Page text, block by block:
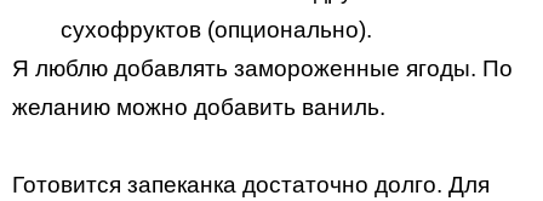
сухофруктов (опционально).
Я люблю добавлять замороженные ягоды. По
желанию можно добавить ваниль.
Готовится запеканка достаточно долго. Для